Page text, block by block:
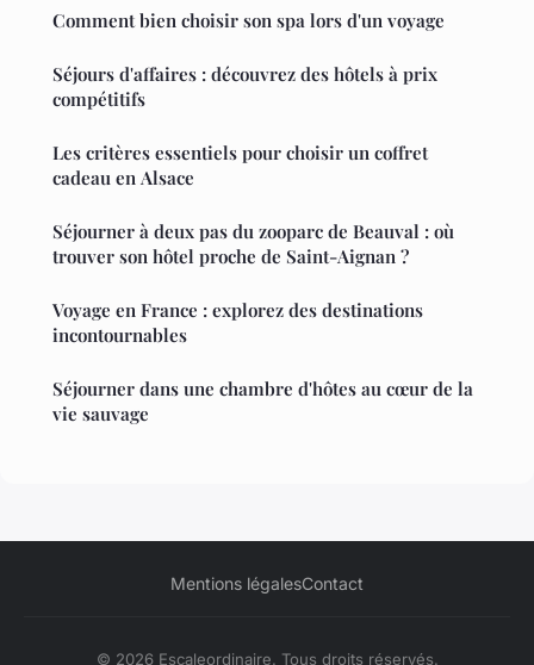
Comment bien choisir son spa lors d'un voyage
Séjours d'affaires : découvrez des hôtels à prix
compétitifs
Les critères essentiels pour choisir un coffret
cadeau en Alsace
Séjourner à deux pas du zooparc de Beauval : où
trouver son hôtel proche de Saint-Aignan ?
Voyage en France : explorez des destinations
incontournables
Séjourner dans une chambre d'hôtes au cœur de la
vie sauvage
Mentions légalesContact
© 2026 Escaleordinaire. Tous droits réservés.